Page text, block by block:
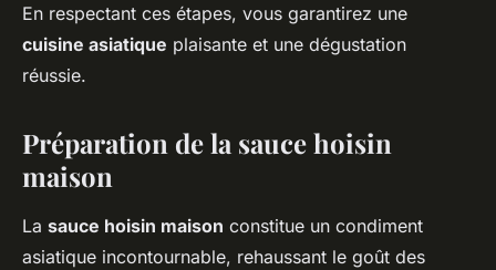
En respectant ces étapes, vous garantirez une
cuisine asiatique plaisante et une dégustation
réussie.
Préparation de la sauce hoisin
maison
La sauce hoisin maison constitue un condiment
asiatique incontournable, rehaussant le goût des